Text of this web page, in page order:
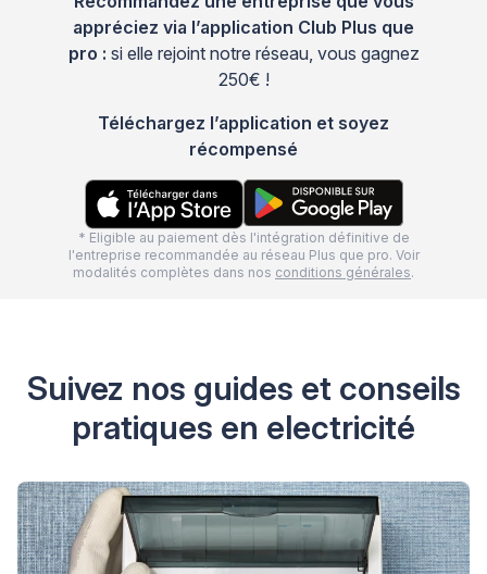
appréciez via l’application Club Plus que
pro : si elle rejoint notre réseau, vous gagnez
250€ !
Téléchargez l’application et soyez
récompensé
* Eligible au paiement dès l'intégration définitive de
l'entreprise recommandée au réseau Plus que pro. Voir
modalités complètes dans nos conditions générales.
Suivez nos guides et conseils
pratiques en electricité